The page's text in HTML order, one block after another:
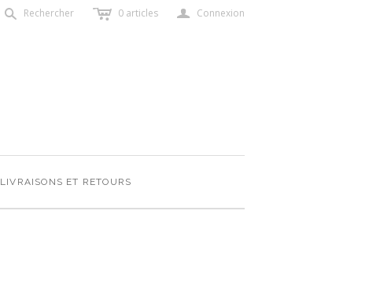
s Rechercher c 0 articles a Connexion
LIVRAISONS ET RETOURS